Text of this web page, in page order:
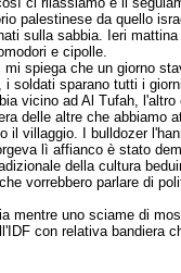
palestinese da quello
sulla sabbia. Ieri
e cipolle.
mi spiega che un giorno
soldati sparano tutti i
vicino ad Al Tufah, l'altro
delle altre che
il villaggio. I bulldozer
lì affianco è stato
della cultura
vorrebbero parlare di
mentre uno sciame di
con relativa bandiera